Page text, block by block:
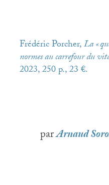
Frédéric Porcher,La «
normes au carrefour du
2023, 250 p., 23 €.
parArnaud